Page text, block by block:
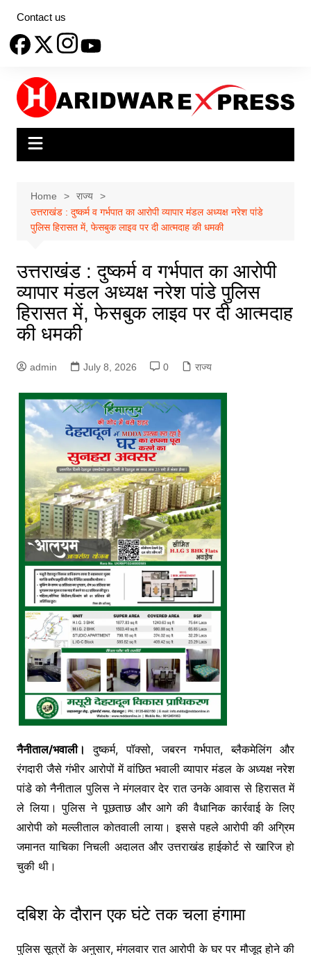
content
Contact us
Home
राज्य
उत्तराखंड : दुष्कर्म व गर्भपात का आरोपी व्यापार मंडल अध्यक्ष नरेश पांडे
पुलिस हिरासत में, फेसबुक लाइव पर दी आत्मदाह की धमकी
उत्तराखंड : दुष्कर्म व गर्भपात का आरोपी
व्यापार मंडल अध्यक्ष नरेश पांडे पुलिस
हिरासत में, फेसबुक लाइव पर दी आत्मदाह
की धमकी
admin July 8, 2026 0 राज्य
नैनीताल/भवाली।दुष्कर्म, पॉक्सो, जबरन गर्भपात, ब्लैकमेलिंग और
रंगदारी जैसे गंभीर आरोपों में वांछित भवाली व्यापार मंडल के अध्यक्ष नरेश
पांडे को नैनीताल पुलिस ने मंगलवार देर रात उनके आवास से हिरासत में
ले लिया। पुलिस ने पूछताछ और आगे की वैधानिक कार्रवाई के लिए
आरोपी को मल्लीताल कोतवाली लाया। इससे पहले आरोपी की अग्रिम
जमानत याचिका निचली अदालत और उत्तराखंड हाईकोर्ट से खारिज हो
चुकी थी।
दबिश के दौरान एक घंटे तक चला हंगामा
पुलिस सूत्रों के अनुसार, मंगलवार रात आरोपी के घर पर मौजूद होने की